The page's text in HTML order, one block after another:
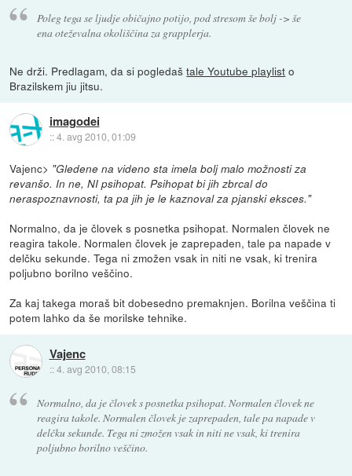
Poleg tega se ljudje običajno potijo, pod stresom še bolj -> še
ena oteževalna okoliščina za grapplerja.
Ne drži. Predlagam, da si pogledaštale Youtube playlist o
Brazilskem jiu jitsu.
imagodei
::4. avg 2010, 01:09
Vajenc> "Gledene na videno sta imela bolj malo možnosti za
revanšo. In ne, NI psihopat. Psihopat bi jih zbrcal do
neraspoznavnosti, ta pa jih je le kaznoval za pjanski eksces."
Normalno, da je človek s posnetka psihopat. Normalen človek ne
reagira takole. Normalen človek je zaprepaden, tale pa napade v
delčku sekunde. Tega ni zmožen vsak in niti ne vsak, ki trenira
poljubno borilno veščino.
Za kaj takega moraš bit dobesedno premaknjen. Borilna veščina ti
potem lahko da še morilske tehnike.
Vajenc
::4. avg 2010, 08:15
Normalno, da je človek s posnetka psihopat. Normalen človek ne
reagira takole. Normalen človek je zaprepaden, tale pa napade v
delčku sekunde. Tega ni zmožen vsak in niti ne vsak, ki trenira
poljubno borilno veščino.